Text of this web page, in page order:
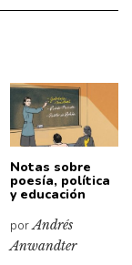
Notas sobre
poesía, política
y educación
porAndrés
Anwandter